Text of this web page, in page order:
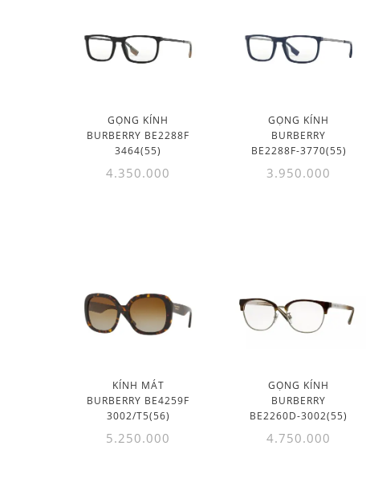
GỌNG KÍNH
BURBERRY BE2288F
3464(55)
4.350.000
GỌNG KÍNH
BURBERRY
BE2288F-3770(55)
3.950.000
KÍNH MÁT
BURBERRY BE4259F
3002/T5(56)
5.250.000
GỌNG KÍNH
BURBERRY
BE2260D-3002(55)
4.750.000